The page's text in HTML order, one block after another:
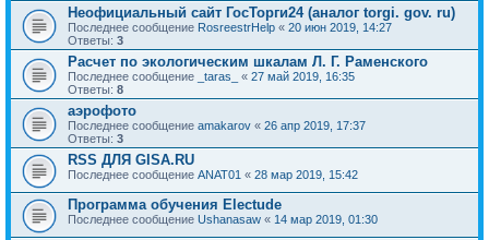
Неофициальный сайт ГосТорги24 (аналог torgi. gov. ru)
Последнее сообщение RosreestrHelp « 20 июн 2019, 14:27
Ответы: 3
Расчет по экологическим шкалам Л. Г. Раменского
Последнее сообщение _taras_ « 27 май 2019, 16:35
Ответы: 8
аэрофото
Последнее сообщение amakarov « 26 апр 2019, 17:37
Ответы: 3
RSS ДЛЯ GISA.RU
Последнее сообщение ANAT01 « 28 мар 2019, 15:42
Программа обучения Electude
Последнее сообщение Ushanasaw « 14 мар 2019, 01:30